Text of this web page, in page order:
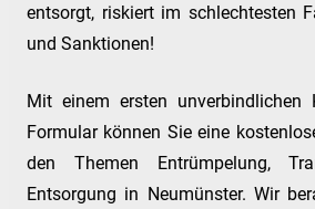
entsorgt, riskiert im schlechtesten
und Sanktionen!
Mit einem ersten unverbindlichen
Formular können Sie eine
den Themen Entrümpelung,
Entsorgung in Neumünster. Wir